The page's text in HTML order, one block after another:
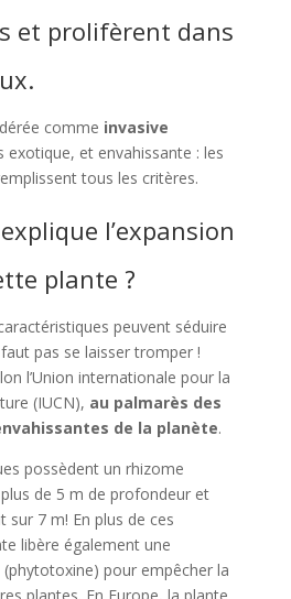
et prolifèrent dans
comme invasive
exotique, et envahissante : les
tous les critères.
l’expansion
plante ?
peuvent séduire
pas se laisser tromper !
l’Union internationale pour la
(IUCN), au palmarès des
de la planète.
possèdent un rhizome
de 5 m de profondeur et
sur 7 m! En plus de ces
libère également une
pour empêcher la
plantes. En Europe, la plante